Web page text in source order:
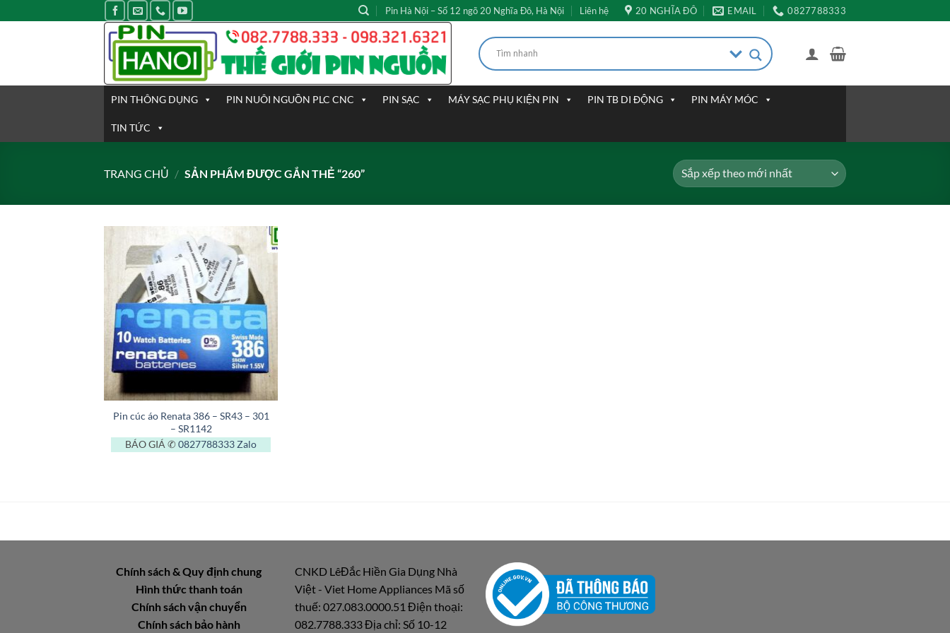
qua
Pin Hà Nội – Số 12 ngõ 20 Nghĩa Đô, Hà Nội Liên hệ 20 NGHĨA ĐÔ EMAIL 0827788333
PIN THÔNG DỤNG PIN NUÔI NGUỒN PLC CNC PIN SẠC MÁY SẠC PHỤ KIỆN PIN PIN TB DI ĐỘNG PIN MÁY MÓC
TIN TỨC
TRANG CHỦ / SẢN PHẨM ĐƯỢC GẮN THẺ “260”
Pin cúc áo Renata 386 – SR43 – 301
– SR1142
BÁO GIÁ ✆0827788333 Zalo
Chính sách & Quy định chung
Hình thức thanh toán
Chính sách vận chuyển
Chính sách bảo hành
CNKD LêĐắc Hiền Gia Dụng Nhà
Việt - Viet Home Appliances Mã số
thuế: 027.083.0000.51 Điện thoại:
082.7788.333 Địa chỉ: Số 10-12